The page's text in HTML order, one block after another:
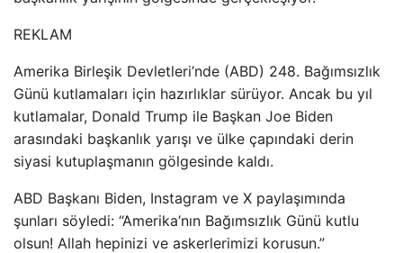
REKLAM
Amerika Birleşik Devletleri’nde (ABD) 248. Bağımsızlık
Günü kutlamaları için hazırlıklar sürüyor. Ancak bu yıl
kutlamalar, Donald Trump ile Başkan Joe Biden
arasındaki başkanlık yarışı ve ülke çapındaki derin
siyasi kutuplaşmanın gölgesinde kaldı.
ABD Başkanı Biden, Instagram ve X paylaşımında
şunları söyledi: “Amerika’nın Bağımsızlık Günü kutlu
olsun! Allah hepinizi ve askerlerimizi korusun.”